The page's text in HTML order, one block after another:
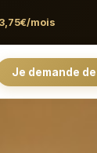
mois
Je demande